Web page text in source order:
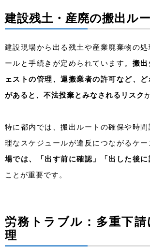
建設残土・産廃の搬出ル
建設現場から出る残土や産業廃棄物の
ールと手続きが定められています。 搬
ェストの管理、運搬業者の許可など、
があると、不法投棄とみなされるリスク
特に都内では、搬出ルートの確保や時
理なスケジュールが違反につながるケー
場では、「出す前に確認」「出した後
ことが重要です。
労務トラブル：多重下
理